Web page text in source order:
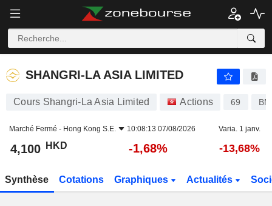
SHANGRI-LA ASIA LIMITED
SHANGRI-LA ASIA LIMITED
Cours Shangri-La Asia Limited Actions 69
Marché Fermé - Hong Kong S.E. 10:08:13 07/08/2026 Varia. 1 janv.
4,100 HKD -1,68% -13,68%
Synthèse Cotations Graphiques Actualités